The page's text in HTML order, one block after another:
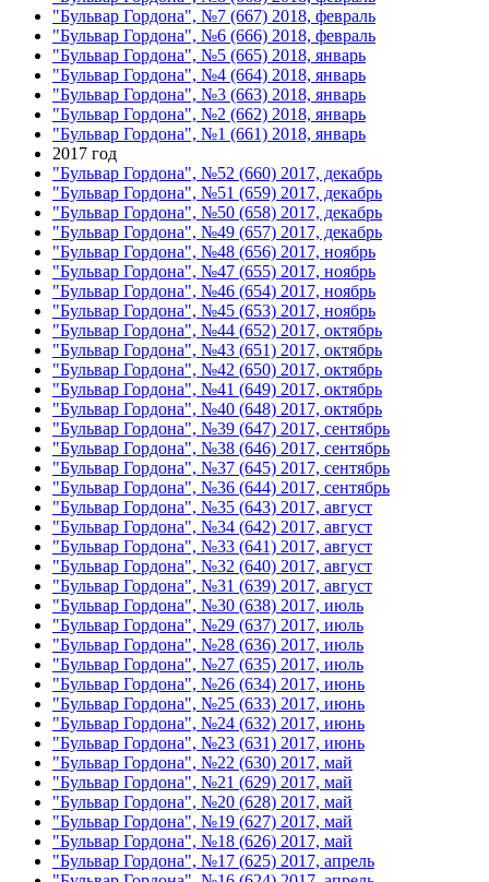
"Бульвар Гордона", №7 (667) 2018, февраль
"Бульвар Гордона", №6 (666) 2018, февраль
"Бульвар Гордона", №5 (665) 2018, январь
"Бульвар Гордона", №4 (664) 2018, январь
"Бульвар Гордона", №3 (663) 2018, январь
"Бульвар Гордона", №2 (662) 2018, январь
"Бульвар Гордона", №1 (661) 2018, январь
2017 год
"Бульвар Гордона", №52 (660) 2017, декабрь
"Бульвар Гордона", №51 (659) 2017, декабрь
"Бульвар Гордона", №50 (658) 2017, декабрь
"Бульвар Гордона", №49 (657) 2017, декабрь
"Бульвар Гордона", №48 (656) 2017, ноябрь
"Бульвар Гордона", №47 (655) 2017, ноябрь
"Бульвар Гордона", №46 (654) 2017, ноябрь
"Бульвар Гордона", №45 (653) 2017, ноябрь
"Бульвар Гордона", №44 (652) 2017, октябрь
"Бульвар Гордона", №43 (651) 2017, октябрь
"Бульвар Гордона", №42 (650) 2017, октябрь
"Бульвар Гордона", №41 (649) 2017, октябрь
"Бульвар Гордона", №40 (648) 2017, октябрь
"Бульвар Гордона", №39 (647) 2017, сентябрь
"Бульвар Гордона", №38 (646) 2017, сентябрь
"Бульвар Гордона", №37 (645) 2017, сентябрь
"Бульвар Гордона", №36 (644) 2017, сентябрь
"Бульвар Гордона", №35 (643) 2017, август
"Бульвар Гордона", №34 (642) 2017, август
"Бульвар Гордона", №33 (641) 2017, август
"Бульвар Гордона", №32 (640) 2017, август
"Бульвар Гордона", №31 (639) 2017, август
"Бульвар Гордона", №30 (638) 2017, июль
"Бульвар Гордона", №29 (637) 2017, июль
"Бульвар Гордона", №28 (636) 2017, июль
"Бульвар Гордона", №27 (635) 2017, июль
"Бульвар Гордона", №26 (634) 2017, июнь
"Бульвар Гордона", №25 (633) 2017, июнь
"Бульвар Гордона", №24 (632) 2017, июнь
"Бульвар Гордона", №23 (631) 2017, июнь
"Бульвар Гордона", №22 (630) 2017, май
"Бульвар Гордона", №21 (629) 2017, май
"Бульвар Гордона", №20 (628) 2017, май
"Бульвар Гордона", №19 (627) 2017, май
"Бульвар Гордона", №18 (626) 2017, май
"Бульвар Гордона", №17 (625) 2017, апрель